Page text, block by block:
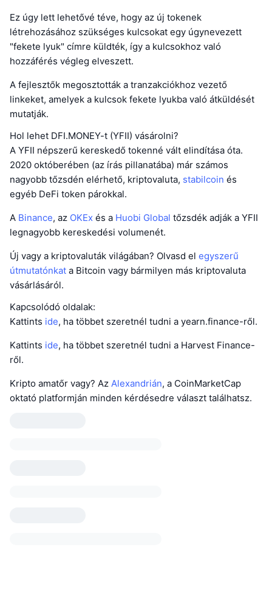
Ez úgy lett lehetővé téve, hogy az új tokenek
létrehozásához szükséges kulcsokat egy úgynevezett
"fekete lyuk" címre küldték, így a kulcsokhoz való
hozzáférés végleg elveszett.
A fejlesztők megosztották a tranzakciókhoz vezető
linkeket, amelyek a kulcsok fekete lyukba való átküldését
mutatják.
Hol lehet DFI.MONEY-t (YFII) vásárolni?
A YFII népszerű kereskedő tokenné vált elindítása óta.
2020 októberében (az írás pillanatába) már számos
nagyobb tőzsdén elérhető, kriptovaluta, stabilcoin és
egyéb DeFi token párokkal.
A Binance, az OKEx és a Huobi Global tőzsdék adják a YFII
legnagyobb kereskedési volumenét.
Új vagy a kriptovaluták világában? Olvasd el egyszerű
útmutatónkat a Bitcoin vagy bármilyen más kriptovaluta
vásárlásáról.
Kapcsolódó oldalak:
Kattints ide, ha többet szeretnél tudni a yearn.finance-ről.
Kattints ide, ha többet szeretnél tudni a Harvest Finance-
ről.
Kripto amatőr vagy? Az Alexandrián, a CoinMarketCap
oktató platformján minden kérdésedre választ találhatsz.